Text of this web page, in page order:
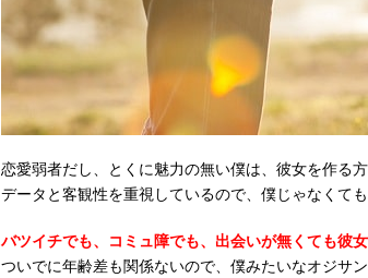
恋愛弱者だし、とくに魅力の無い僕は、彼女を作る
データと客観性を重視しているので、僕じゃなくて
バツイチでも、コミュ障でも、出会いが無くても彼
ついでに年齢差も関係ないので、僕みたいなオジサ